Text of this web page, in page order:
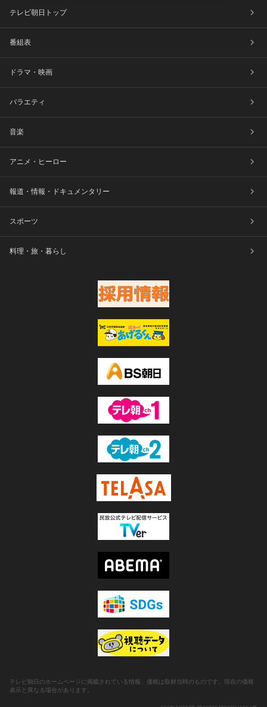
テレビ朝日トップ
番組表
ドラマ・映画
バラエティ
音楽
アニメ・ヒーロー
報道・情報・ドキュメンタリー
スポーツ
料理・旅・暮らし
テレビ朝日のホームページに掲載されている情報、価格は取材当時のものです。現在の価格
表示と異なる場合があります。